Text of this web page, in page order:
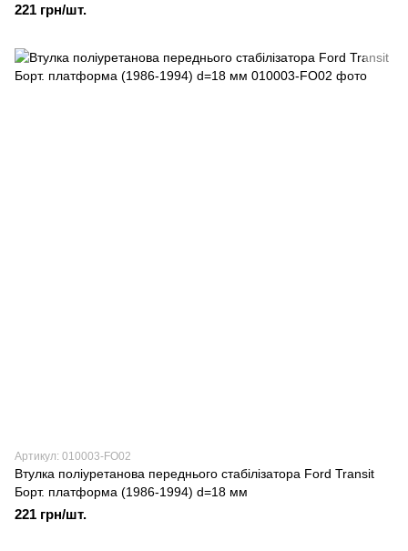
221 грн/шт.
Артикул: 010003-FO02
Втулка поліуретанова переднього стабілізатора Ford Transit
Борт. платформа (1986-1994) d=18 мм
221 грн/шт.